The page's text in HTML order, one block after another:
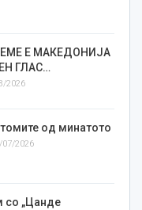
Е МАКЕДОНИЈА
ГЛАС…
2026
од минатото
07/2026
со „Цанде